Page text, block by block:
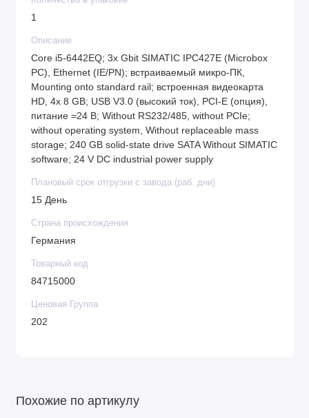
1
Описание
Core i5-6442EQ; 3x Gbit SIMATIC IPC427E (Microbox
PC), Ethernet (IE/PN); встраиваемый микро-ПК,
Mounting onto standard rail; встроенная видеокарта
HD, 4x 8 GB; USB V3.0 (высокий ток), PCI-E (опция),
питание =24 В; Without RS232/485, without PCIe;
without operating system, Without replaceable mass
storage; 240 GB solid-state drive SATA Without SIMATIC
software; 24 V DC industrial power supply
Плановый срок отгрузки с завода (раб. дни)
15 День
Страна происхождения
Германия
Товарный код
84715000
Ценовая Группа
202
Похожие по артикулу